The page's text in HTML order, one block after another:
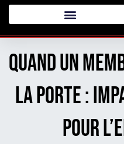
Quand un
la porte :
pour